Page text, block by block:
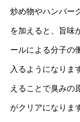
炒め物やハンバー
を加えると、旨味
ールによる分子の
入るようになりま
えることで臭みの
がクリアになりま